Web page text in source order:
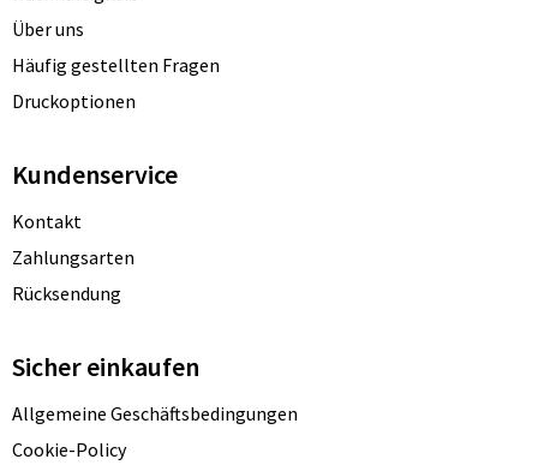
Über uns
Häufig gestellten Fragen
Druckoptionen
Kundenservice
Kontakt
Zahlungsarten
Rücksendung
Sicher einkaufen
Allgemeine Geschäftsbedingungen
Cookie-Policy